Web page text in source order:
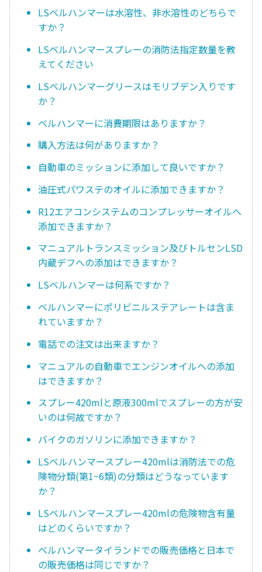
LSベルハンマーは水溶性、非水溶性のどちらで
すか？
LSベルハンマースプレーの消防法指定数量を教
えてください
LSベルハンマーグリースはモリブデン入りです
か？
ベルハンマーに消費期限はありますか？
購入方法は何がありますか？
自動車のミッションに添加して良いですか？
油圧式パワステのオイルに添加できますか？
R12エアコンシステムのコンプレッサーオイルへ
添加できますか？
マニュアルトランスミッション及びトルセンLSD
内蔵デフへの添加はできますか？
LSベルハンマーは何系ですか？
ベルハンマーにポリビニルステアレートは含ま
れていますか？
電話での注文は出来ますか？
マニュアルの自動車でエンジンオイルへの添加
はできますか？
スプレー420mlと原液300mlでスプレーの方が安
いのは何故ですか？
バイクのガソリンに添加できますか？
LSベルハンマースプレー420mlは消防法での危
険物分類(第1~6類)の分類はどうなっています
か？
LSベルハンマースプレー420mlの危険物含有量
はどのくらいですか？
ベルハンマータイランドでの販売価格と日本で
の販売価格は同じですか？